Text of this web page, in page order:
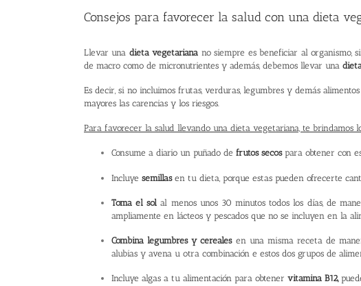
Image
Consejos para favorecer la salud con una dieta
Llevar una dieta vegetariana no siempre es beneficiar al organismo,
de macro como de micronutrientes y además, debemos llevar una
Es decir, si no incluimos frutas, verduras, legumbres y demás
mayores las carencias y los riesgos.
Para favorecer la salud llevando una dieta vegetariana, te brindamos
Consume a diario un puñado de frutos secos para obtener con
Incluye semillasen tu dieta, porque estas pueden ofrecerte
Toma el sol al menos unos 30 minutos todos los días, de
ampliamente en lácteos y pescados que no se incluyen en la
Combina legumbres y cerealesen una misma receta de
alubias y avena u otra combinación e estos dos grupos de
Incluye algas a tu alimentación para obtener vitamina B12,